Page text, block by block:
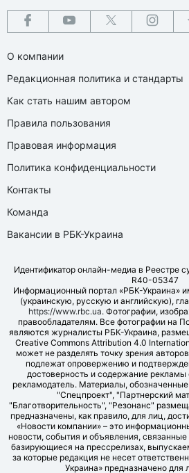
О компании
Редакционная политика и стандарты
Как стать нашим автором
Правила пользования
Правовая информация
Политика конфиденциальности
Контакты
Команда
Вакансии в РБК-Украина
Идентификатор онлайн-медиа в Реестре
R40-05347
Информационный портал «РБК-Украина»
(украинскую, русскую и английскую),
https://www.rbc.ua. Фотографии,
правообладателям. Все фотографии на
являются журналисты РБК-Украина,
Creative Commons Attribution 4.0
может не разделять точку зрения
подлежат опровержению и
достоверность и содержание рекламы
рекламодатель. Материалы,
"Спецпроект", "Партнерский
"Благотворительность", "Резонанс"
предназначены, как правило, для лиц,
«Новости компании» – это
новости, события и объявления,
базирующиеся на прессрелизах,
за которые редакция не несет
Украина» предназначено для